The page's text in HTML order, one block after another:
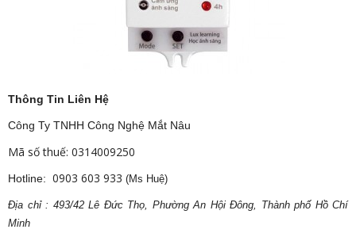
Thông Tin Liên Hệ
Công Ty TNHH Công Nghệ Mắt Nâu
Mã số thuế: 0314009250
Hotline: 0903 603 933 (Ms Huệ)
Địa chỉ : 493/42 Lê Đức Thọ, Phường An Hội Đông, Thành phố Hồ Chí
Minh